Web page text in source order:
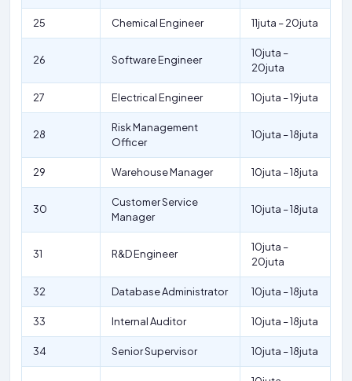
25 Chemical Engineer 11juta – 20juta
26 Software Engineer
10juta –
20juta
27 Electrical Engineer 10juta – 19juta
28
Risk Management
Officer
10juta – 18juta
29 Warehouse Manager 10juta – 18juta
30
Customer Service
Manager
10juta – 18juta
31 R&D Engineer
10juta –
20juta
32 Database Administrator 10juta – 18juta
33 Internal Auditor 10juta – 18juta
34 Senior Supervisor 10juta – 18juta